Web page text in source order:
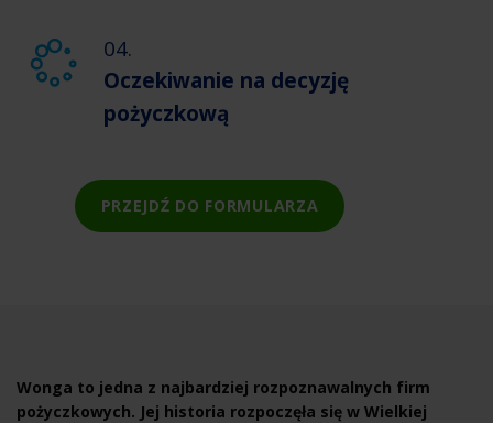
04.
Oczekiwanie na decyzję
pożyczkową
PRZEJDŹ DO FORMULARZA
Wonga to jedna z najbardziej rozpoznawalnych firm
pożyczkowych. Jej historia rozpoczęła się w Wielkiej